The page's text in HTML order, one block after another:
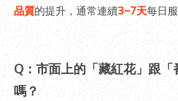
品質的提升，通常連續3~7天每日
Q：市面上的「藏紅花」跟
嗎？